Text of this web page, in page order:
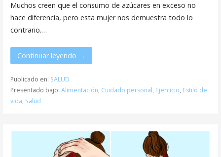
Muchos creen que el consumo de azúcares en exceso no
hace diferencia, pero esta mujer nos demuestra todo lo
contrario.…
Continuar leyendo →
Publicado en: SALUD
Presentado bajo: Alimentación, Cuidado personal, Ejercicio, Estilo de
vida, Salud